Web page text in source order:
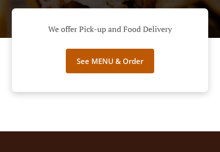
We offer Pick-up and Food Delivery
See MENU & Order